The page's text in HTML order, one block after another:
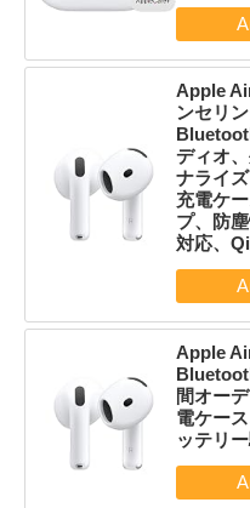
Apple
ンセリ
ディオ
ナライ
充電ケ
プ、防
対応、
Apple
間オー
電ケー
ッテリ